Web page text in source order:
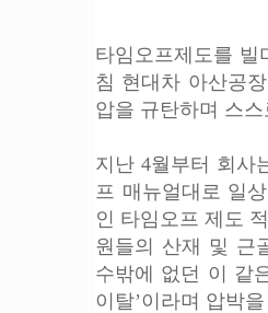
타임오프제도를
침 현대차 아산공
압을 규탄하며 스
지난 4월부터 회사
프 매뉴얼대로 일
인 타임오프 제도
원들의 산재 및 근
수밖에 없던 이 같
이탈’이라며 압박